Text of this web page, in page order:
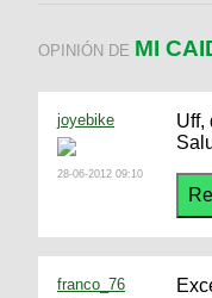
OPINIÓN DE MI
joyebike
28-06-2012 09:10
Uff,
franco_76